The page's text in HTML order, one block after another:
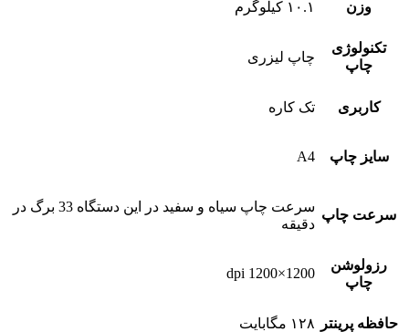
وزن ۱۰.۱ کیلوگرم
تکنولوژی
چاپ
چاپ لیزری
کاربری تک کاره
سایز چاپ A4
سرعت چاپ
سرعت چاپ سیاه و سفید در این دستگاه 33 برگ در
دقیقه
رزولوشن
چاپ
1200×1200 dpi
حافظه پرینتر ۱۲۸ مگابایت